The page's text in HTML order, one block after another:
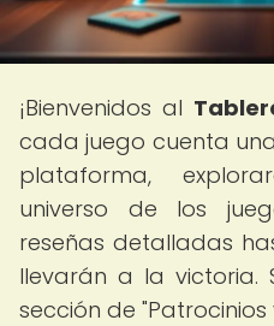
¡Bienvenidos al
cada juego cuenta
plataforma,
universo de los
reseñas detalladas
llevarán a la victoria.
sección de